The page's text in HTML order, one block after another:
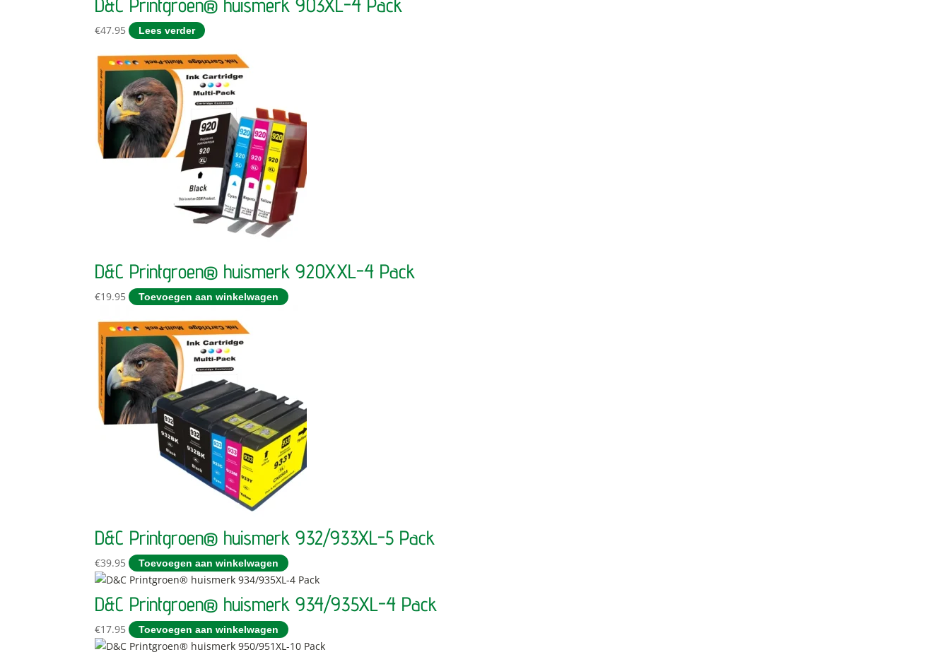
€47.95 Lees verder
D&C Printgroen® huismerk 920XXL-4 Pack
€19.95 Toevoegen aan winkelwagen
D&C Printgroen® huismerk 932/933XL-5 Pack
€39.95 Toevoegen aan winkelwagen
D&C Printgroen® huismerk 934/935XL-4 Pack
€17.95 Toevoegen aan winkelwagen